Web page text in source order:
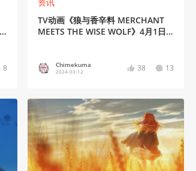
8
TV动画《狼与香辛料 MERCHANT
MEETS THE WISE WOLF》4月1日
Chimekuma
2024-03-12 38 13